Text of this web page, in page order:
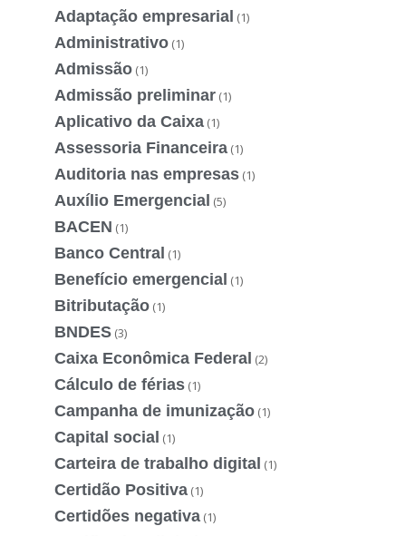
Adaptação empresarial (1)
Administrativo (1)
Admissão (1)
Admissão preliminar (1)
Aplicativo da Caixa (1)
Assessoria Financeira (1)
Auditoria nas empresas (1)
Auxílio Emergencial (5)
BACEN (1)
Banco Central (1)
Benefício emergencial (1)
Bitributação (1)
BNDES (3)
Caixa Econômica Federal (2)
Cálculo de férias (1)
Campanha de imunização (1)
Capital social (1)
Carteira de trabalho digital (1)
Certidão Positiva (1)
Certidões negativa (1)